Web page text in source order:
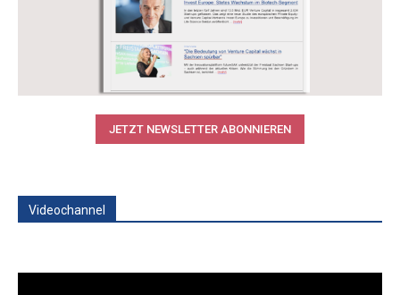
JETZT NEWSLETTER ABONNIEREN
Videochannel